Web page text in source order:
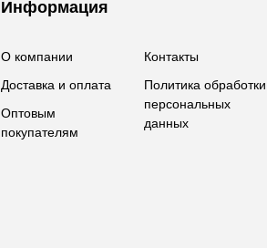
Информация
О компании
Доставка и оплата
Оптовым
покупателям
Контакты
Политика обработки
персональных
данных